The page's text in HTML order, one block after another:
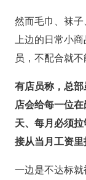
然而毛巾、袜
上边的日常小
员，不配合就不
有店员称，总
店会给每一位
天、每月必须
接从当月工资里
一边是不达标